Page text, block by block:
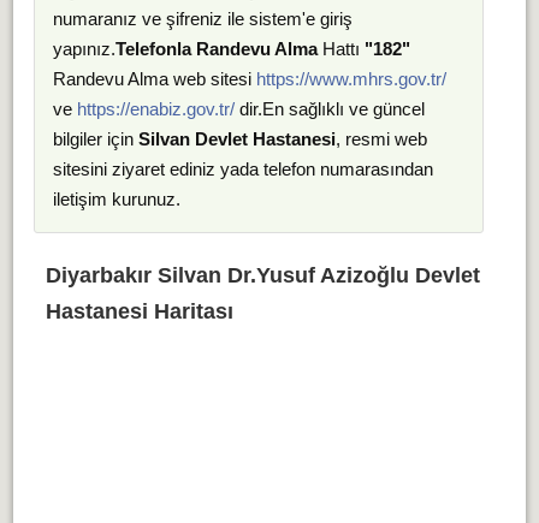
numaranız ve şifreniz ile sistem'e giriş
yapınız.Telefonla Randevu AlmaHattı "182"
Randevu Alma web sitesi https://www.mhrs.gov.tr/
ve https://enabiz.gov.tr/dir.En sağlıklı ve güncel
bilgiler için Silvan Devlet Hastanesi, resmi web
sitesini ziyaret ediniz yada telefon numarasından
iletişim kurunuz.
Diyarbakır Silvan Dr.Yusuf Azizoğlu Devlet
Hastanesi Haritası